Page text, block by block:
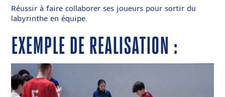
Réussir à faire collaborer ses joueurs pour sortir du
labyrinthe en équipe.
EXEMPLE DE REALISATION :